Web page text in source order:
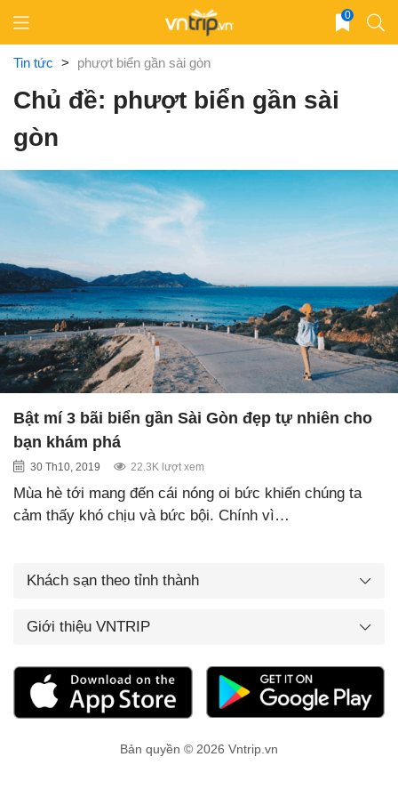
content
0
Tin tức > phượt biển gần sài gòn
Chủ đề: phượt biển gần sài
gòn
Bật mí 3 bãi biển gần Sài Gòn đẹp tự nhiên cho
bạn khám phá
30 Th10, 2019 22.3K lượt xem
Mùa hè tới mang đến cái nóng oi bức khiến chúng ta
cảm thấy khó chịu và bức bội. Chính vì…
Khách sạn theo tỉnh thành
Giới thiệu VNTRIP
Bản quyền © 2026 Vntrip.vn